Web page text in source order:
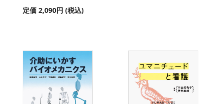
定価 2,090円 (税込)